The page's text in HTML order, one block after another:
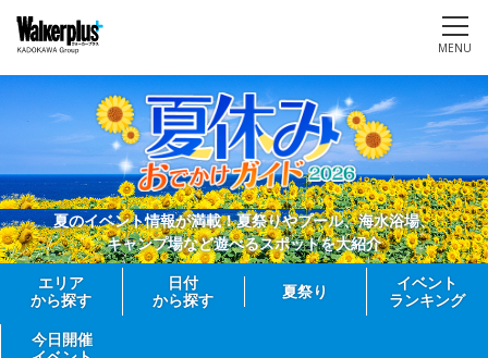
MENU
夏のイベント情報が満載！夏祭りやプール、海水浴場、
キャンプ場など遊べるスポットを大紹介
エリア
から探す
日付
から探す
夏祭り
イベント
ランキング
今日開催